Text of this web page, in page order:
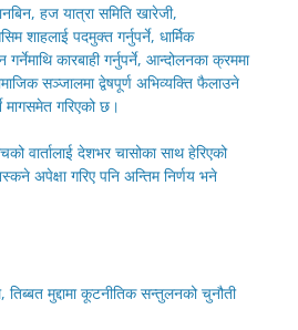
हज यात्रा समिति खारेजी,
शाहलाई पदमुक्त गर्नुपर्ने, धार्मिक
कारबाही गर्नुपर्ने, आन्दोलनका क्रममा
सञ्जालमा द्वेषपूर्ण अभिव्यक्ति फैलाउने
मागसमेत गरिएको छ।
वार्तालाई देशभर चासोका साथ हेरिएको
अपेक्षा गरिए पनि अन्तिम निर्णय भने
मुद्दामा कूटनीतिक सन्तुलनको चुनौती